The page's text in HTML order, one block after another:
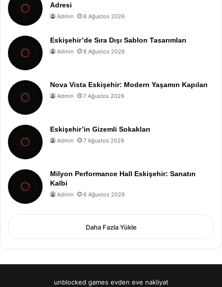
Adresi
Admin 8 Ağustos 2026
Eskişehir’de Sıra Dışı Sablon Tasarımları
Admin 8 Ağustos 2026
Nova Vista Eskişehir: Modern Yaşamın Kapıları
Admin 7 Ağustos 2026
Eskişehir’in Gizemli Sokakları
Admin 7 Ağustos 2026
Milyon Performance Hall Eskişehir: Sanatın
Kalbi
Admin 6 Ağustos 2026
Daha Fazla Yükle
unblocked games evden eve nakliyat